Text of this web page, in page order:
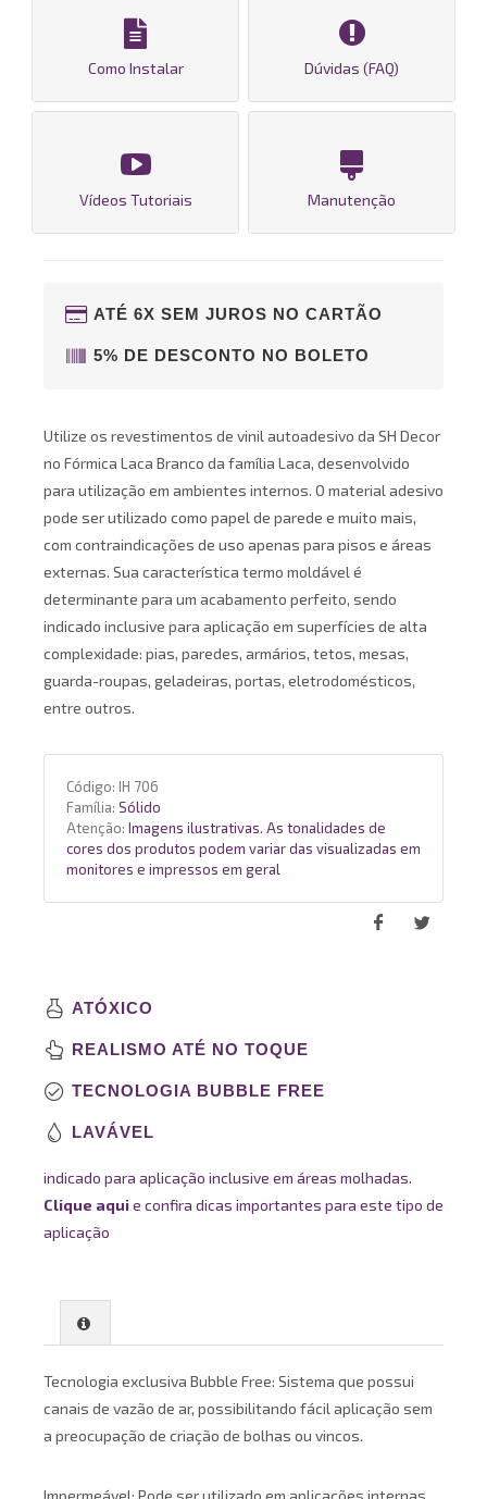
Como Instalar Dúvidas (FAQ)
Vídeos Tutoriais Manutenção
ATÉ 6X SEM JUROS NO CARTÃO
5% DE DESCONTO NO BOLETO
Utilize os revestimentos de vinil autoadesivo da SH Decor
no Fórmica Laca Branco da família Laca, desenvolvido
para utilização em ambientes internos. O material adesivo
pode ser utilizado como papel de parede e muito mais,
com contraindicações de uso apenas para pisos e áreas
externas. Sua característica termo moldável é
determinante para um acabamento perfeito, sendo
indicado inclusive para aplicação em superfícies de alta
complexidade: pias, paredes, armários, tetos, mesas,
guarda-roupas, geladeiras, portas, eletrodomésticos,
entre outros.
Código: IH 706
Família: Sólido
Atenção: Imagens ilustrativas. As tonalidades de
cores dos produtos podem variar das visualizadas em
monitores e impressos em geral
ATÓXICO
REALISMO ATÉ NO TOQUE
TECNOLOGIA BUBBLE FREE
LAVÁVEL
indicado para aplicação inclusive em áreas molhadas.
Clique aquie confira dicas importantes para este tipo de
aplicação
Tecnologia exclusiva Bubble Free: Sistema que possui
canais de vazão de ar, possibilitando fácil aplicação sem
a preocupação de criação de bolhas ou vincos.
Impermeável: Pode ser utilizado em aplicações internas